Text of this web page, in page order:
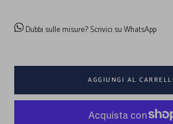
Dubbi sulle misure?Scrivici su WhatsApp
AGGIUNGI AL